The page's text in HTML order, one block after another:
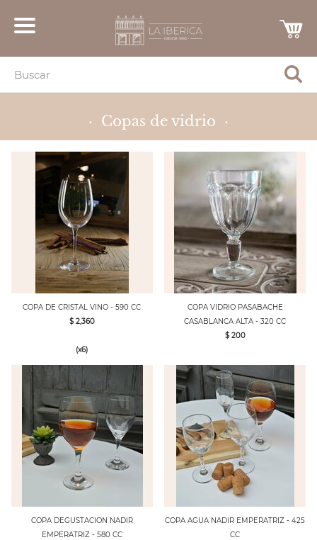
· Copas de vidrio ·
COPA DE CRISTAL VINO - 590 CC
$ 2,360
(x6)
COPA VIDRIO PASABACHE
CASABLANCA ALTA - 320 CC
$ 200
COPA DEGUSTACION NADIR
EMPERATRIZ - 580 CC
COPA AGUA NADIR EMPERATRIZ - 425
CC